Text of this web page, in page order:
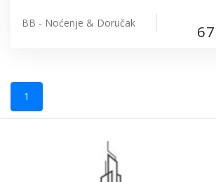
BB - Noćenje & Doručak
1